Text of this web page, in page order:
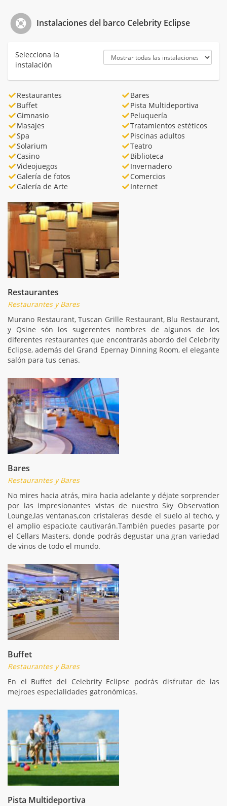
Instalaciones del barco Celebrity Eclipse
Selecciona la
instalación
Restaurantes
Bares
Buffet
Pista Multideportiva
Gimnasio
Peluquería
Masajes
Tratamientos estéticos
Spa
Piscinas adultos
Solarium
Teatro
Casino
Biblioteca
Videojuegos
Invernadero
Galería de fotos
Comercios
Galería de Arte
Internet
Restaurantes
Restaurantes y Bares
Murano Restaurant, Tuscan Grille Restaurant, Blu Restaurant,
y Qsine són los sugerentes nombres de algunos de los
diferentes restaurantes que encontrarás abordo del Celebrity
Eclipse, además del Grand Epernay Dinning Room, el elegante
salón para tus cenas.
Bares
Restaurantes y Bares
No mires hacia atrás, mira hacia adelante y déjate sorprender
por las impresionantes vistas de nuestro Sky Observation
Lounge,las ventanas,con cristaleras desde el suelo al techo, y
el amplio espacio,te cautivarán.También puedes pasarte por
el Cellars Masters, donde podrás degustar una gran variedad
de vinos de todo el mundo.
Buffet
Restaurantes y Bares
En el Buffet del Celebrity Eclipse podrás disfrutar de las
mejroes especialidades gatronómicas.
Pista Multideportiva